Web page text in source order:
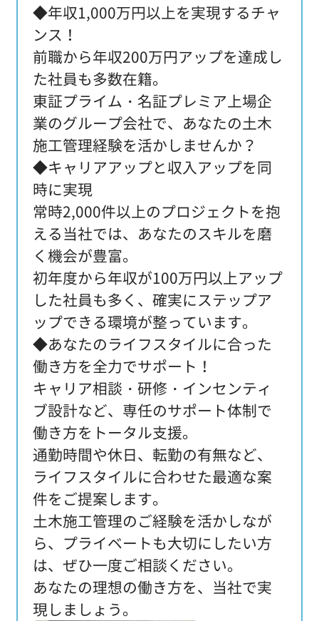
◆年収1,000万円以上を実現するチャ
ンス！
前職から年収200万円アップを達成し
た社員も多数在籍。
東証プライム・名証プレミア上場企
業のグループ会社で、あなたの土木
施工管理経験を活かしませんか？
◆キャリアアップと収入アップを同
時に実現
常時2,000件以上のプロジェクトを抱
える当社では、あなたのスキルを磨
く機会が豊富。
初年度から年収が100万円以上アップ
した社員も多く、確実にステップア
ップできる環境が整っています。
◆あなたのライフスタイルに合った
働き方を全力でサポート！
キャリア相談・研修・インセンティ
ブ設計など、専任のサポート体制で
働き方をトータル支援。
通勤時間や休日、転勤の有無など、
ライフスタイルに合わせた最適な案
件をご提案します。
土木施工管理のご経験を活かしなが
ら、プライベートも大切にしたい方
は、ぜひ一度ご相談ください。
あなたの理想の働き方を、当社で実
現しましょう。